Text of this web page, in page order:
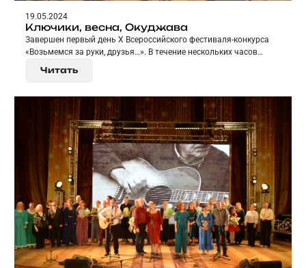
19.05.2024
Ключики, весна, Окуджава
Завершен первый день X Всероссийского фестиваля-конкурса
«Возьмемся за руки, друзья…». В течение нескольких часов
Читать